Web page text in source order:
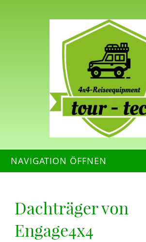
NAVIGATION ÖFFNEN
Dachträger von
Engage4x4